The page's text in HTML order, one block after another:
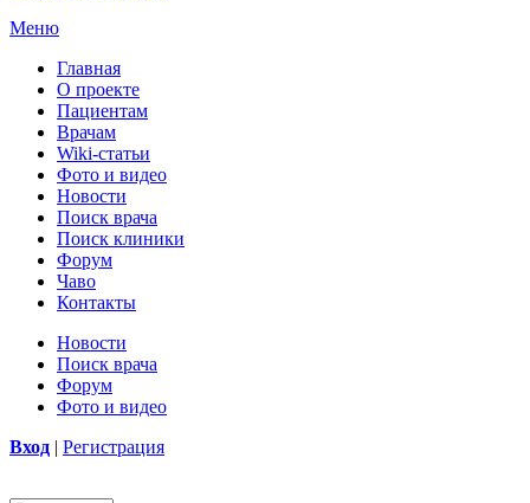
Меню
Главная
О проекте
Пациентам
Врачам
Wiki-статьи
Фото и видео
Новости
Поиск врача
Поиск клиники
Форум
Чаво
Контакты
Новости
Поиск врача
Форум
Фото и видео
Вход | Регистрация